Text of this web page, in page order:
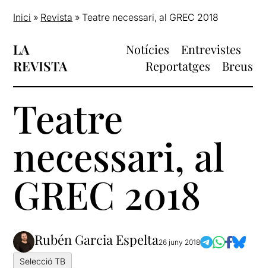
Inici » Revista »Teatre necessari, al GREC 2018
LA
REVISTA
Notícies
Entrevistes
Reportatges
Breus
Teatre
necessari, al
GREC 2018
Rubén Garcia Espelta26 juny 2018
Selecció TB